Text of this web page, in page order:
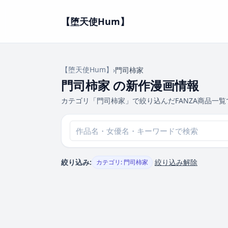
【堕天使Hum】
【堕天使Hum】 ›門司柿家
門司柿家 の新作漫画情報
カテゴリ「門司柿家」で絞り込んだFANZA商品一覧
絞り込み: カテゴリ: 門司柿家 絞り込み解除